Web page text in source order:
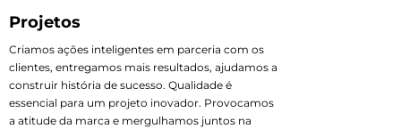
Projetos
Criamos ações inteligentes em parceria com os
clientes, entregamos mais resultados, ajudamos a
construir história de sucesso. Qualidade é
essencial para um projeto inovador. Provocamos
a atitude da marca e mergulhamos juntos na